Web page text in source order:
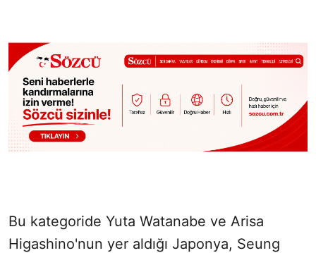
Bu kategoride Yuta Watanabe ve Arisa
Higashino'nun yer aldığı Japonya, Seung